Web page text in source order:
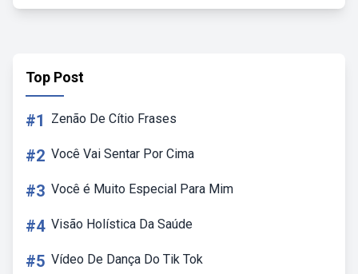
Top Post
#1 Zenão De Cítio Frases
#2 Você Vai Sentar Por Cima
#3 Você é Muito Especial Para Mim
#4 Visão Holística Da Saúde
#5 Vídeo De Dança Do Tik Tok